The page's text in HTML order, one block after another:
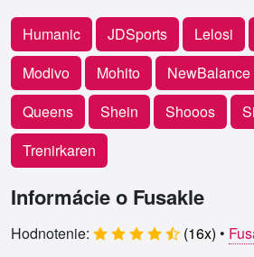
Humanic JDSports Lelosi
Modivo
Mohito NewBalance
Queens
Shein Shooos
Trenirkaren
Informácie o Fusakle
Hodnotenie: (16x) •